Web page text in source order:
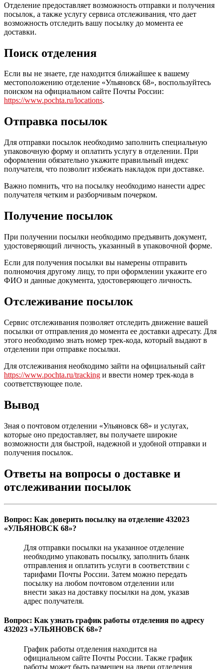
Отделение предоставляет возможность отправки и получения
посылок, а также услугу сервиса отслеживания, что дает
возможность отследить вашу посылку до момента ее
доставки.
Поиск отделения
Если вы не знаете, где находится ближайшее к вашему
местоположению отделение «Ульяновск 68», воспользуйтесь
поиском на официальном сайте Почты России:
https://www.pochta.ru/locations.
Отправка посылок
Для отправки посылок необходимо заполнить специальную
упаковочную форму и оплатить услугу в отделении. При
оформлении обязательно укажите правильный индекс
получателя, что позволит избежать накладок при доставке.
Важно помнить, что на посылку необходимо нанести адрес
получателя четким и разборчивым почерком.
Получение посылок
При получении посылки необходимо предъявить документ,
удостоверяющий личность, указанный в упаковочной форме.
Если для получения посылки вы намерены отправить
полномочия другому лицу, то при оформлении укажите его
ФИО и данные документа, удостоверяющего личность.
Отслеживание посылок
Сервис отслеживания позволяет отследить движение вашей
посылки от отправления до момента ее доставки адресату. Для
этого необходимо знать номер трек-кода, который выдают в
отделении при отправке посылки.
Для отслеживания необходимо зайти на официальный сайт
https://www.pochta.ru/tracking и ввести номер трек-кода в
соответствующее поле.
Вывод
Зная о почтовом отделении «Ульяновск 68» и услугах,
которые оно предоставляет, вы получаете широкие
возможности для быстрой, надежной и удобной отправки и
получения посылок.
Ответы на вопросы о доставке и
отслеживании посылок
Вопрос: Как доверить посылку на отделение 432023
«УЛЬЯНОВСК 68»?
Для отправки посылки на указанное отделение
необходимо упаковать посылку, заполнить бланк
отправления и оплатить услуги в соответствии с
тарифами Почты России. Затем можно передать
посылку на любом почтовом отделении или
внести заказ на доставку посылки на дом, указав
адрес получателя.
Вопрос: Как узнать график работы отделения по адресу
432023 «УЛЬЯНОВСК 68»?
График работы отделения находится на
официальном сайте Почты России. Также график
работы может быть размещен на двери отделения